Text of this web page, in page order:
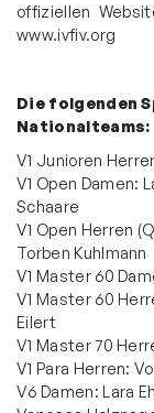
offiziellen
www.ivfiv.org
Die folgenden
Nationalteams:
V1 Junioren
V1 Open Damen:
Schaare
V1 Open Herren
Torben Kuhlmann
V1 Master 60
V1 Master 60
Eilert
V1 Master 70
V1 Para Herren:
V6 Damen: Lara